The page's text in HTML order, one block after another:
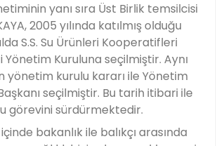
yanı sıra Üst Birlik temsilcisi
2005 yılında katılmış olduğu
S.S. Su Ürünleri Kooperatifleri
Yönetim Kuruluna seçilmiştir. Aynı
yönetim kurulu kararı ile Yönetim
seçilmiştir. Bu tarih itibari ile
görevini sürdürmektedir.
bakanlık ile balıkçı arasında